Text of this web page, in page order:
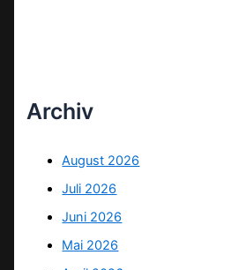
Archiv
August 2026
Juli 2026
Juni 2026
Mai 2026